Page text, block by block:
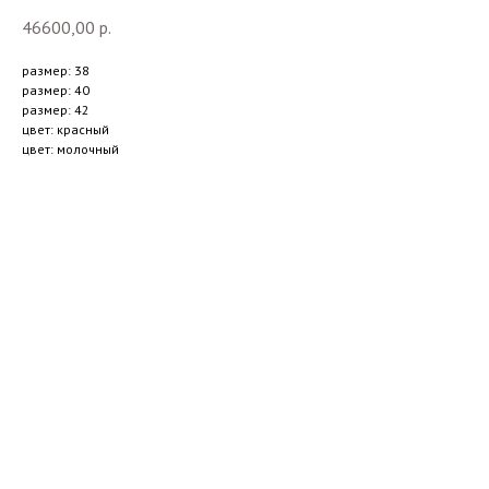
46600,00 р.
размер: 38
размер: 40
размер: 42
цвет: красный
цвет: молочный